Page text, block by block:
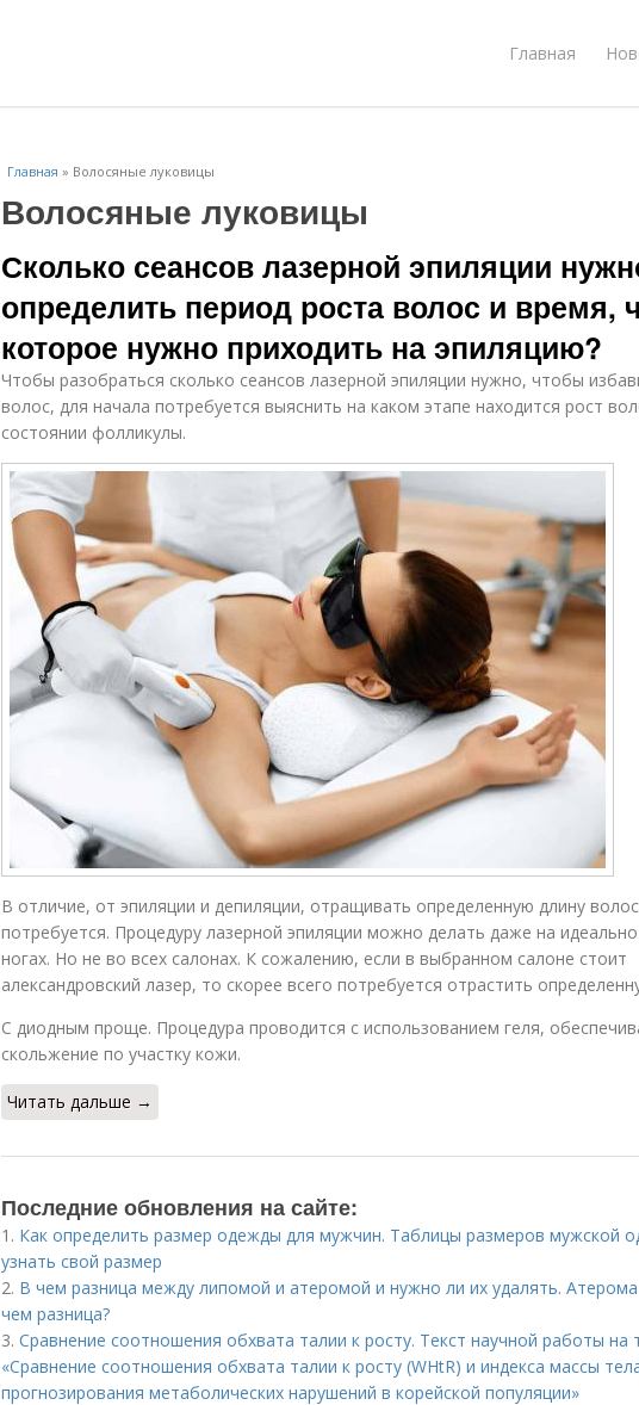
Главная
Главная » Волосяные луковицы
Волосяные луковицы
Сколько сеансов лазерной эпиляции
определить период роста волос и время,
которое нужно приходить на эпиляцию?
Чтобы разобраться сколько сеансов лазерной эпиляции нужно, чтобы
волос, для начала потребуется выяснить на каком этапе находится рост
состоянии фолликулы.
В отличие, от эпиляции и депиляции, отращивать определенную длину
потребуется. Процедуру лазерной эпиляции можно делать даже на
ногах. Но не во всех салонах. К сожалению, если в выбранном салоне стоит
александровский лазер, то скорее всего потребуется отрастить
С диодным проще. Процедура проводится с использованием геля,
скольжение по участку кожи.
Читать дальше →
Последние обновления на сайте:
1. Как определить размер одежды для мужчин. Таблицы размеров мужской
узнать свой размер
2. В чем разница между липомой и атеромой и нужно ли их удалять.
чем разница?
3. Сравнение соотношения обхвата талии к росту. Текст научной работы на
«Сравнение соотношения обхвата талии к росту (WHtR) и индекса массы
прогнозирования метаболических нарушений в корейской популяции»